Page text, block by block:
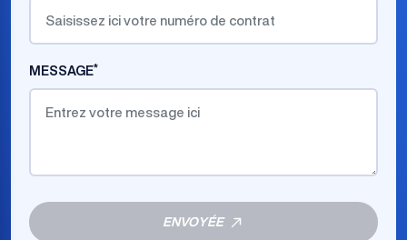
MESSAGE*
ENVOYÉE